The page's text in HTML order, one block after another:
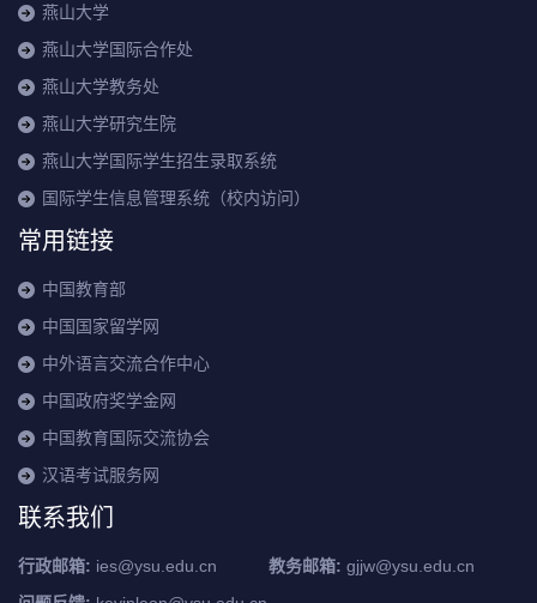
燕山大学
燕山大学国际合作处
燕山大学教务处
燕山大学研究生院
燕山大学国际学生招生录取系统
国际学生信息管理系统（校内访问）
常用链接
中国教育部
中国国家留学网
中外语言交流合作中心
中国政府奖学金网
中国教育国际交流协会
汉语考试服务网
联系我们
行政邮箱: ies@ysu.edu.cn 教务邮箱: gjjw@ysu.edu.cn